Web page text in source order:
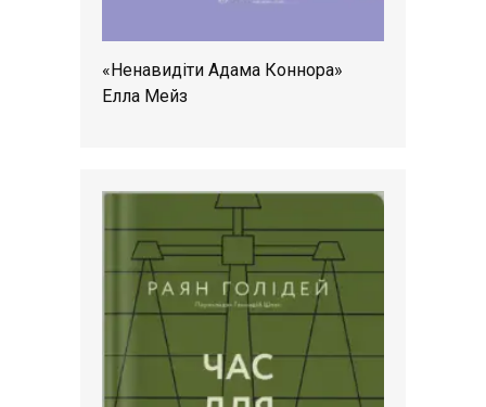
«Ненавидіти Адама Коннора»
Елла Мейз